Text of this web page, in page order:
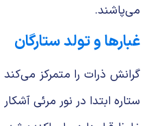
می‌پاشند.
غبارها و تولد ستارگان
گرانش ذرات را متمرکز
ستاره ابتدا در نور مرئی